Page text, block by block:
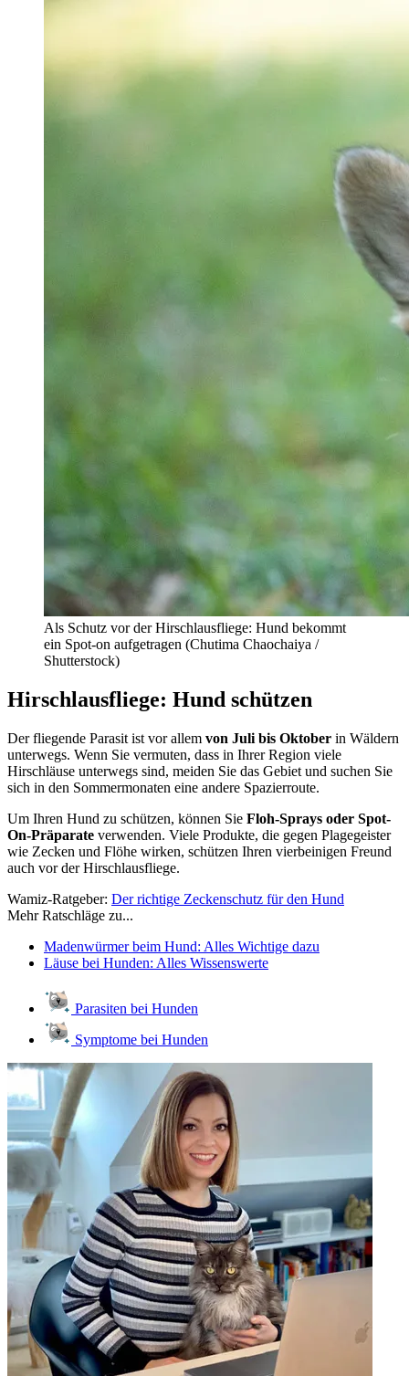
Als Schutz vor der Hirschlausfliege: Hund bekommt
ein Spot-on aufgetragen (Chutima Chaochaiya /
Shutterstock)
Hirschlausfliege: Hund schützen
Der fliegende Parasit ist vor allem von Juli bis Oktober in Wäldern
unterwegs. Wenn Sie vermuten, dass in Ihrer Region viele
Hirschläuse unterwegs sind, meiden Sie das Gebiet und suchen Sie
sich in den Sommermonaten eine andere Spazierroute.
Um Ihren Hund zu schützen, können Sie Floh-Sprays oder Spot-
On-Präparate verwenden. Viele Produkte, die gegen Plagegeister
wie Zecken und Flöhe wirken, schützen Ihren vierbeinigen Freund
auch vor der Hirschlausfliege.
Wamiz-Ratgeber: Der richtige Zeckenschutz für den Hund
Mehr Ratschläge zu...
Madenwürmer beim Hund: Alles Wichtige dazu
Läuse bei Hunden: Alles Wissenswerte
Parasiten bei Hunden
Symptome bei Hunden